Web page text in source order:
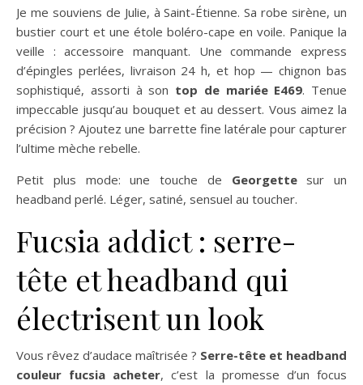
Je me souviens de Julie, à Saint-Étienne. Sa robe sirène, un
bustier court et une étole boléro-cape en voile. Panique la
veille : accessoire manquant. Une commande express
d’épingles perlées, livraison 24 h, et hop — chignon bas
sophistiqué, assorti à son top de mariée E469. Tenue
impeccable jusqu’au bouquet et au dessert. Vous aimez la
précision ? Ajoutez une barrette fine latérale pour capturer
l’ultime mèche rebelle.
Petit plus mode: une touche de Georgettesur un
headband perlé. Léger, satiné, sensuel au toucher.
Fucsia addict : serre-
tête et headband qui
électrisent un look
Vous rêvez d’audace maîtrisée ? Serre-tête et headband
couleur fucsia acheter, c’est la promesse d’un focus